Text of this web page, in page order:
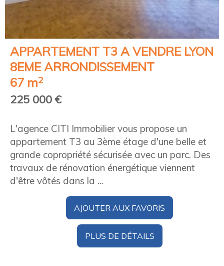
APPARTEMENT T3 A VENDRE LYON
8EME ARRONDISSEMENT
67 m2
225 000 €
L'agence CITI Immobilier vous propose un
appartement T3 au 3ème étage d'une belle et
grande copropriété sécurisée avec un parc. Des
travaux de rénovation énergétique viennent
d'être vôtés dans la ...
AJOUTER AUX FAVORIS
PLUS DE DÉTAILS